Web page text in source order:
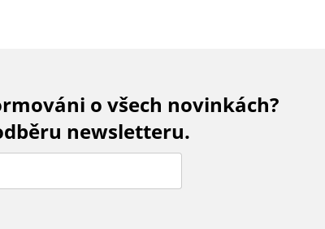
o všech novinkách?
newsletteru.